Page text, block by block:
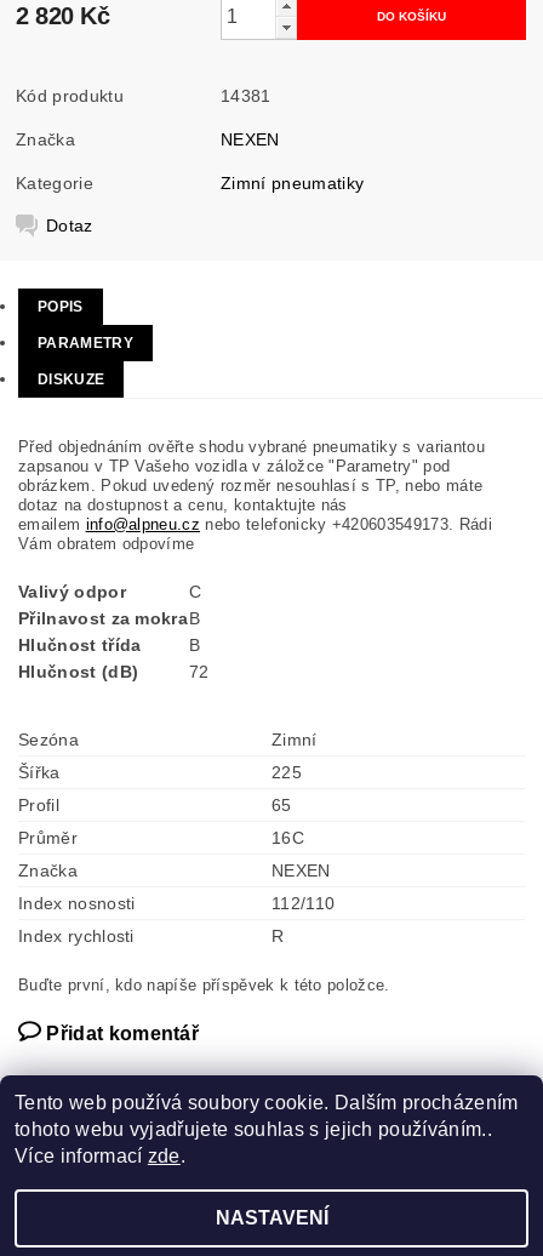
2 820 Kč
Kód produktu 14381
Značka NEXEN
Kategorie Zimní pneumatiky
Dotaz
POPIS
PARAMETRY
DISKUZE
Před objednáním ověřte shodu vybrané pneumatiky s variantou
zapsanou v TP Vašeho vozidla v záložce "Parametry" pod
obrázkem. Pokud uvedený rozměr nesouhlasí s TP, nebo máte
dotaz na dostupnost a cenu, kontaktujte nás
emailem info@alpneu.cz nebo telefonicky +420603549173. Rádi
Vám obratem odpovíme
Valivý odpor
C
Přilnavost za mokraB
Hlučnost třída
B
Hlučnost (dB)
72
Sezóna
Zimní
Šířka
225
Profil
65
Průměr
16C
Značka
NEXEN
Index nosnosti
112/110
Index rychlosti
R
Buďte první, kdo napíše příspěvek k této položce.
Přidat komentář
2026 ©Pneuservis SCHUBERT, všechna práva vyhrazena
Tento web používá soubory cookie. Dalším procházením
tohoto webu vyjadřujete souhlas s jejich používáním..
Více informací zde.
NASTAVENÍ